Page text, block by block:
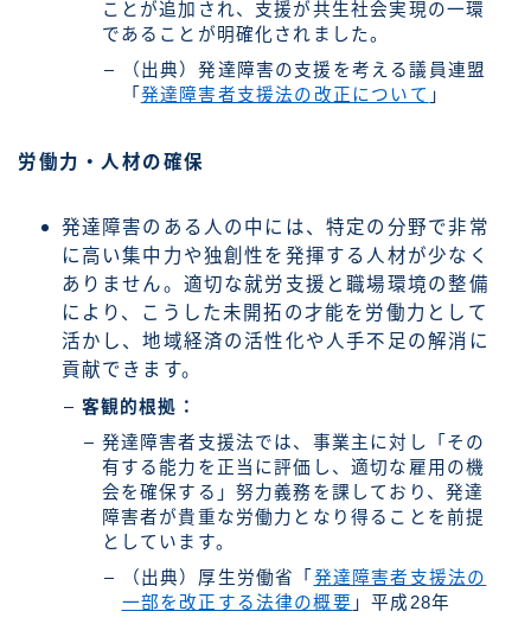
ことが追加され、支援が共生社会実現の一環
であることが明確化されました。
（出典）発達障害の支援を考える議員連盟
「 発達障害者支援法の改正について 」
労働力・人材の確保
発達障害のある人の中には、特定の分野で非常
に高い集中力や独創性を発揮する人材が少なく
ありません。適切な就労支援と職場環境の整備
により、こうした未開拓の才能を労働力として
活かし、地域経済の活性化や人手不足の解消に
貢献できます。
客観的根拠：
発達障害者支援法では、事業主に対し「その
有する能力を正当に評価し、適切な雇用の機
会を確保する」努力義務を課しており、発達
障害者が貴重な労働力となり得ることを前提
としています。
（出典）厚生労働省「 発達障害者支援法の
一部を改正する法律の概要 」平成28年